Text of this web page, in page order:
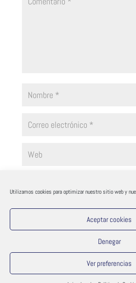
Utilizamos cookies para optimizar nuestro sitio web y
Aceptar cookies
Denegar
Ver preferencias
para la próxima vez que comente.